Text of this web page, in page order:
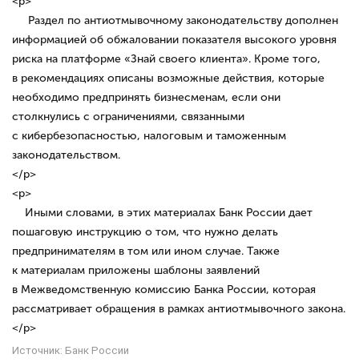
Раздел по антиотмывочному законодательству дополнен
информацией об обжаловании показателя высокого уровня
риска на платформе «Знай своего клиента». Кроме того,
в рекомендациях описаны возможные действия, которые
необходимо предпринять бизнесменам, если они
столкнулись с ограничениями, связанными
с кибербезопасностью, налоговым и таможенным
законодательством.
</p>
<p>
Иными словами, в этих материалах Банк России дает
пошаговую инструкцию о том, что нужно делать
предпринимателям в том или ином случае. Также
к материалам приложены шаблоны заявлений
в Межведомственную комиссию Банка России, которая
рассматривает обращения в рамках антиотмывочного закона.
</p>
Источник: Банк России